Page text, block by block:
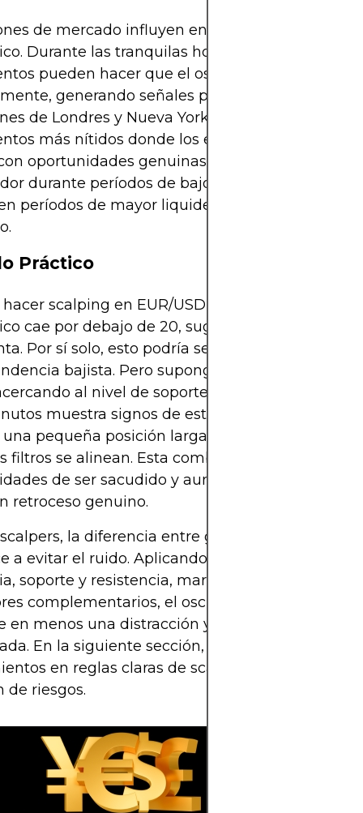
de mercado influyen en cuán ruidoso puede
Durante las tranquilas horas asiáticas, los
pueden hacer que el oscilador cambie
generando señales poco confiables. En
de Londres y Nueva York suelen producir
más nítidos donde los extremos
oportunidades genuinas. Algunos scalpers
durante períodos de bajo volumen y se
períodos de mayor liquidez donde las señales
Práctico
scalping en EUR/USD en el gráfico de un
cae por debajo de 20, sugiriendo condiciones
Por sí solo, esto podría ser una señal falsa en
bajista. Pero supongamos que el precio
al nivel de soporte de ayer, y el
muestra signos de estabilización. El
pequeña posición larga, con la confianza de
filtros se alinean. Esta combinación reduce las
de ser sacudido y aumenta la
retroceso genuino.
la diferencia entre ganancia y pérdida
a evitar el ruido. Aplicando filtros: contexto de
soporte y resistencia, marcos de tiempo más
complementarios, el oscilador estocástico se
en menos una distracción y más en una
En la siguiente sección, uniremos estos
en reglas claras de scalping para entradas,
de riesgos.